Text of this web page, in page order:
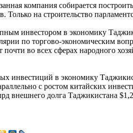
компания собирается
Только на строительство
инвестором в экономику
по торгово-экономическим
во всех сферах народного
инвестиций в экономику
с ростом китайских
внешнего долга Таджикистана